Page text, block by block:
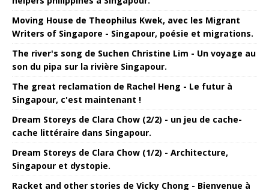
Moving House de Theophilus Kwek, avec les Migrant
Writers of Singapore - Singapour, poésie et migrations.
The river's song de Suchen Christine Lim - Un voyage au
son du pipa sur la rivière Singapour.
The great reclamation de Rachel Heng - Le futur à
Singapour, c'est maintenant !
Dream Storeys de Clara Chow (2/2) - un jeu de cache-
cache littéraire dans Singapour.
Dream Storeys de Clara Chow (1/2) - Architecture,
Singapour et dystopie.
Racket and other stories de Vicky Chong - Bienvenue à